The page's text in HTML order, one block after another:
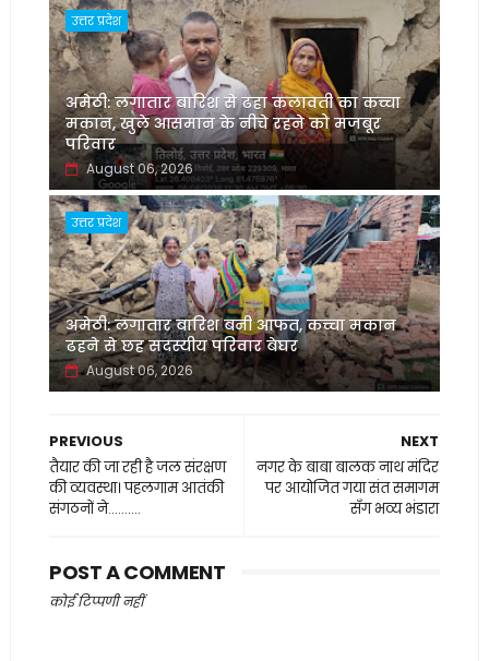
उत्तर प्रदेश
अमेठी: लगातार बारिश से ढहा कलावती का कच्चा
मकान, खुले आसमान के नीचे रहने को मजबूर
परिवार
August 06, 2026
उत्तर प्रदेश
अमेठी: लगातार बारिश बनी आफत, कच्चा मकान
ढहने से छह सदस्यीय परिवार बेघर
August 06, 2026
NEXT
नगर के बाबा बालक नाथ मंदिर
पर आयोजित गया संत समागम
सँग भव्य भंडारा
PREVIOUS
तैयार की जा रही है जल संरक्षण
की व्यवस्था। पहलगाम आतंकी
संगठनों ने..........
POST A COMMENT
कोई टिप्पणी नहीं